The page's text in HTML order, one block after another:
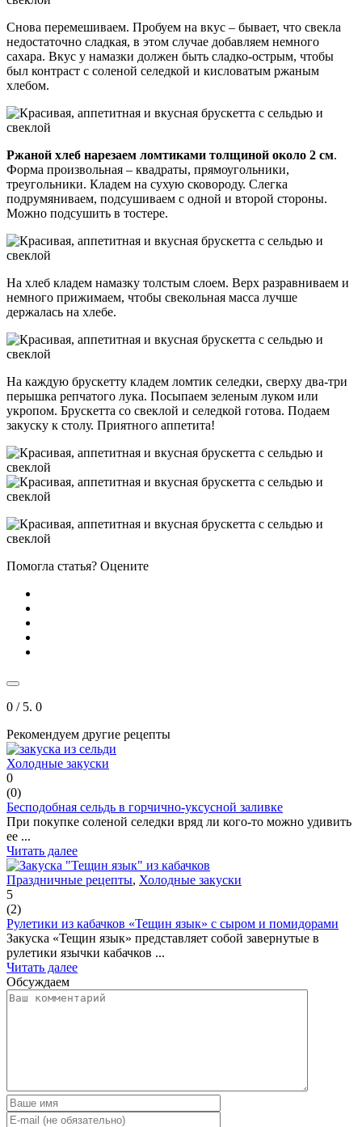
Снова перемешиваем. Пробуем на вкус – бывает, что свекла
недостаточно сладкая, в этом случае добавляем немного
сахара. Вкус у намазки должен быть сладко-острым, чтобы
был контраст с соленой селедкой и кисловатым ржаным
хлебом.
Ржаной хлеб нарезаем ломтиками толщиной около 2 см.
Форма произвольная – квадраты, прямоугольники,
треугольники. Кладем на сухую сковороду. Слегка
подрумяниваем, подсушиваем с одной и второй стороны.
Можно подсушить в тостере.
На хлеб кладем намазку толстым слоем. Верх разравниваем и
немного прижимаем, чтобы свекольная масса лучше
держалась на хлебе.
На каждую брускетту кладем ломтик селедки, сверху два-три
перышка репчатого лука. Посыпаем зеленым луком или
укропом. Брускетта со свеклой и селедкой готова. Подаем
закуску к столу. Приятного аппетита!
Помогла статья? Оцените
0 / 5. 0
Рекомендуем другие рецепты
Холодные закуски
0
(0)
Бесподобная сельдь в горчично-уксусной заливке
При покупке соленой селедки вряд ли кого-то можно удивить
ее ...
Читать далее
Праздничные рецепты, Холодные закуски
5
(2)
Рулетики из кабачков «Тещин язык» с сыром и помидорами
Закуска «Тещин язык» представляет собой завернутые в
рулетики язычки кабачков ...
Читать далее
Обсуждаем